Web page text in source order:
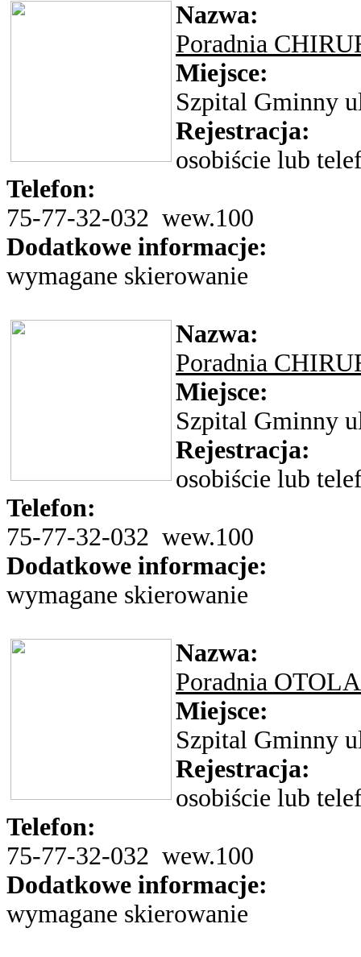
Nazwa:
Poradnia
Miejsce:
Szpital Gminny
Rejestracja:
osobiście lub
Telefon:
75-77-32-032 wew.100
Dodatkowe informacje:
wymagane skierowanie
Nazwa:
Poradnia
Miejsce:
Szpital Gminny
Rejestracja:
osobiście lub
Telefon:
75-77-32-032 wew.100
Dodatkowe informacje:
wymagane skierowanie
Nazwa:
Poradnia
Miejsce:
Szpital Gminny
Rejestracja:
osobiście lub
Telefon:
75-77-32-032 wew.100
Dodatkowe informacje:
wymagane skierowanie